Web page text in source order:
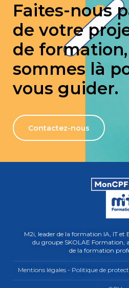
Faites-nous
de votre
de
sommes là
vous guider.
Contactez-nous
M2i, leader de la formation IA, IT
du groupe SKOLAE Formation,
de la formation
Mentions légales - Politique de